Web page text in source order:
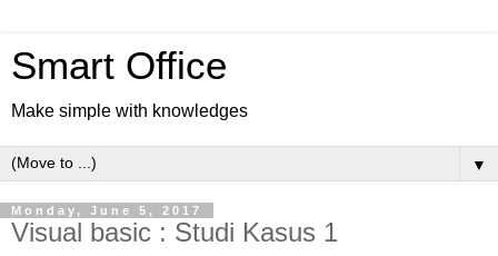
Smart Office
Make simple with knowledges
▼
Monday, June 5, 2017
Visual basic : Studi Kasus 1